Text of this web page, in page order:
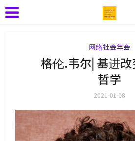
网络社会年会
格伦.韦尔| 基进
哲学
2021-01-08